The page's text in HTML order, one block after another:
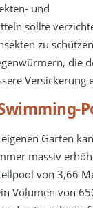
und
sollte
zu
die
Versickerung
Garten
massiv
von 3,66
Volumen von